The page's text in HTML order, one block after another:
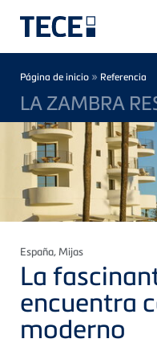
Breadcrumb
Página de inicio » Referencia
LA ZAMBRA
España, Mijas
La
encuentra
moderno